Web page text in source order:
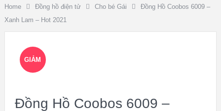
Home Đồng hồ điện tử Cho bé Gái
Đồng Hồ Coobos 6009 –
Xanh Lam – Hot 2021
GIẢM
Đồng Hồ Coobos 6009 –